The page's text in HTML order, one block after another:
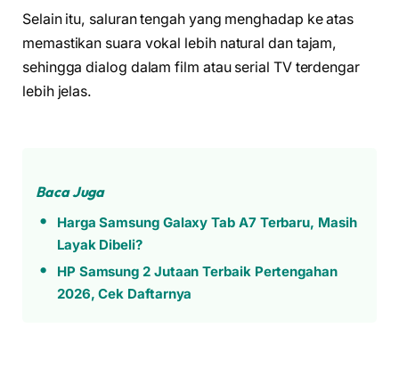
Selain itu, saluran tengah yang menghadap ke atas
memastikan suara vokal lebih natural dan tajam,
sehingga dialog dalam film atau serial TV terdengar
lebih jelas.
Baca Juga
Harga Samsung Galaxy Tab A7 Terbaru, Masih
Layak Dibeli?
HP Samsung 2 Jutaan Terbaik Pertengahan
2026, Cek Daftarnya